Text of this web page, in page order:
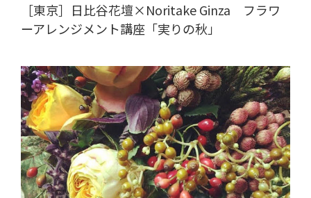
［東京］日比谷花壇×Noritake Ginza フラワ
ーアレンジメント講座「実りの秋」